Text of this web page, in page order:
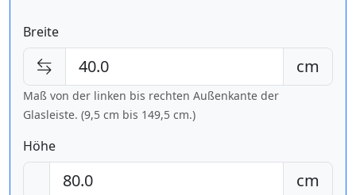
Breite
cm
Maß von der linken bis rechten Außenkante der
Glasleiste. (9,5 cm bis 149,5 cm.)
Höhe
cm